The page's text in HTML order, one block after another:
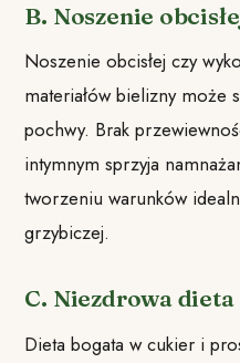
B. Noszenie
Noszenie obcisłej czy
materiałów bielizny może
pochwy. Brak
intymnym sprzyja
tworzeniu warunków
grzybiczej.
C. Niezdrowa dieta
Dieta bogata w cukier i